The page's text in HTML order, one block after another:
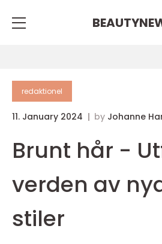
redaktionel
11. January 2024 by Johanne
Brunt hår -
verden av
stiler